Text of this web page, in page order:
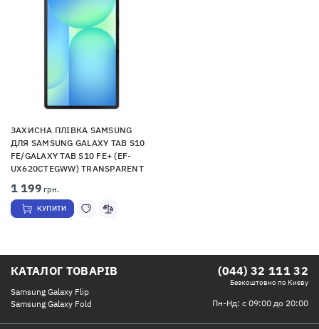
ЗАХИСНА ПЛІВКА SAMSUNG
ДЛЯ SAMSUNG GALAXY TAB S10
FE/GALAXY TAB S10 FE+ (EF-
UX620CTEGWW) TRANSPARENT
1 199 грн.
КУПИТИ
КАТАЛОГ ТОВАРІВ
Samsung Galaxy Flip
Samsung Galaxy Fold
(044) 32 111 32
Безкоштовно по Києву
Пн-Нд: с 09:00 до 20:00